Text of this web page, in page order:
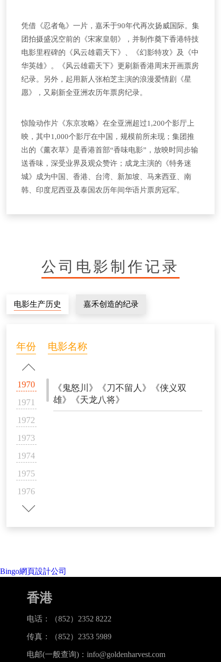
凭借《忍者龟》一片，嘉禾于90年代再次扬威国际。集
团拍摄盛况空前的《宋家皇朝》，并制作奠下香港特技
电影里程碑的《风云雄霸天下》、《幻影特攻》及《中
华英雄》。《风云雄霸天下》更刷新香港周末开画票房
纪录。另外，起用新人张柏芝主演的浪漫爱情剧《星
愿》，又刷新全亚洲农历年票房纪录。
惊险动作片《东京攻略》在全亚洲超过1,200个影厅上
映，其中1,000个影厅在中国，规模前所未现；集团推
出的《薰衣草》是香港首部“香味电影”，放映时同步输
送香味，深受业界及观众赞许；成龙主演的《特务迷
城》成为中国、香港、台湾、新加坡、马来西亚、南
韩、印度尼西亚及泰国农历年间华语片票房冠军。
公司电影制作记录
电影生产历史 嘉禾创造的纪录
年份 电影名称
1970
1971
1972
1973
1974
1975
1976
1977
1978
1982
1983
1984
1985
《鬼怒川》《刀不留人》《侠义双
雄》《天龙八将》
《战神滩》《铁掌旋风腿》《独臂拳
Bingo網頁設計公司
香港
电话：（852）2352 8222
传真：（852）2353 5989
电邮(一般查询)：info@goldenharvest.com